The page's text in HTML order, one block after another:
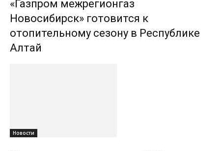
«Газпром межрегионгаз
Новосибирск» готовится к
отопительному сезону в Республике
Алтай
Новости